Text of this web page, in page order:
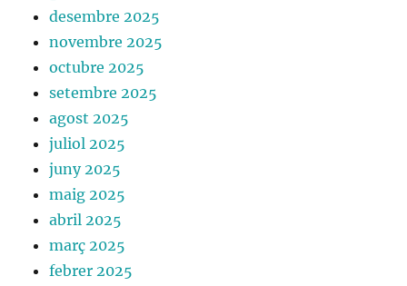
desembre 2025
novembre 2025
octubre 2025
setembre 2025
agost 2025
juliol 2025
juny 2025
maig 2025
abril 2025
març 2025
febrer 2025